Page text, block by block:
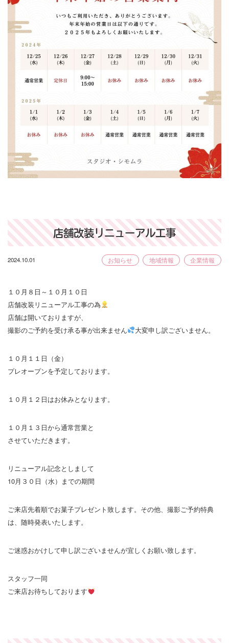
店舗改装リニューアル工事
2024.10.01 お知らせ 地域情報 企業情報
１０月８日～１０月１０日
店舗改装リニューアル工事の為
店舗は開いておりますが、
撮影のご予約を受け承る事が出来ません
大変申し訳ございません。
１０月１１日（金）
プレオープンを予定しております。
１０月１２日はお休みとなります。
１０月１３日から通常営業と
させていただきます。
リニューアル記念としまして
10月３０日（水）までの期間
ご来店先着順でお菓子プレゼント致します。その他、撮影ご予約特典
は、随時発表いたします。
ご迷惑おかけして申し訳ございませんが宜しくお願い致します。
スタッフ一同
ご来店お待ちしております